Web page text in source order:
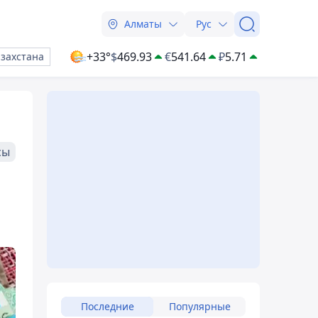
Алматы Рус
+33°$469.93 €541.64 ₽5.71
Последние Популярные